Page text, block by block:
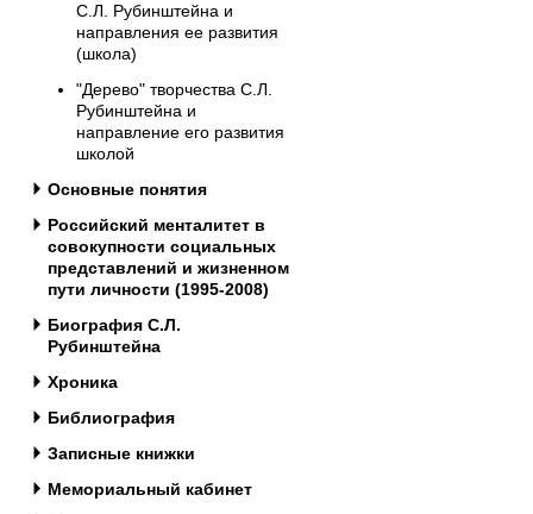
С.Л. Рубинштейна и
направления ее развития
(школа)
"Дерево" творчества С.Л.
Рубинштейна и
направление его развития
школой
Основные понятия
Российский менталитет в
совокупности социальных
представлений и жизненном
пути личности (1995-2008)
Биография С.Л.
Рубинштейна
Хроника
Библиография
Записные книжки
Мемориальный кабинет